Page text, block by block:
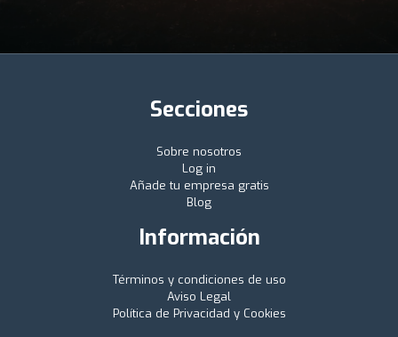
Secciones
Sobre nosotros
Log in
Añade tu empresa gratis
Blog
Información
Términos y condiciones de uso
Aviso Legal
Política de Privacidad y Cookies